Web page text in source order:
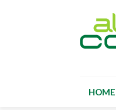
HOME